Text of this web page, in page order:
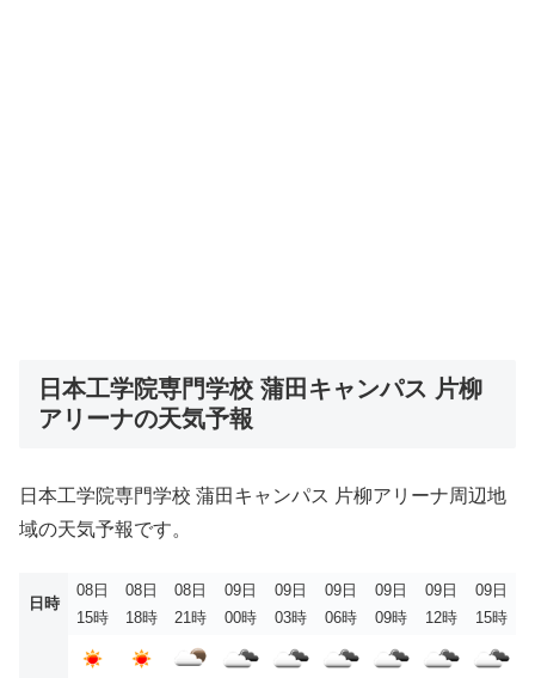
日本工学院専門学校 蒲田キャンパス 片柳
アリーナの天気予報
日本工学院専門学校 蒲田キャンパス 片柳アリーナ周辺地
域の天気予報です。
日時
08日
15時
08日
18時
08日
21時
09日
00時
09日
03時
09日
06時
09日
09時
09日
12時
09日
15時